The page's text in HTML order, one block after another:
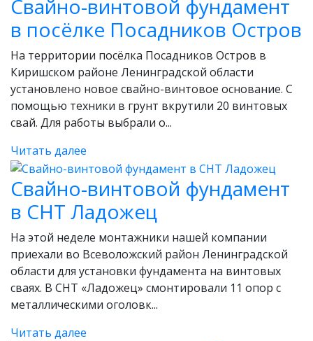
Свайно-винтовой фундамент
в посёлке Посадников Остров
На территории посёлка Посадников Остров в
Киришском районе Ленинградской области
установлено новое свайно-винтовое основание. С
помощью техники в грунт вкрутили 20 винтовых
свай. Для работы выбрали о...
Читать далее
Свайно-винтовой фундамент
в СНТ Ладожец
На этой неделе монтажники нашей компании
приехали во Всеволожский район Ленинградской
области для установки фундамента на винтовых
сваях. В СНТ «Ладожец» смонтировали 11 опор с
металлическими оголовк...
Читать далее